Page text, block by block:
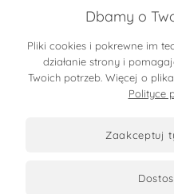
Certyfikaty
Dbamy o
Pliki cookies i pokrewne im
działanie strony i
Twoich potrzeb. Więcej o
Polityce
zaakceptuj